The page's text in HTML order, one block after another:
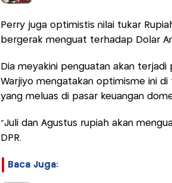
Perry juga optimistis nilai tukar
bergerak menguat terhadap Dolar
Dia meyakini penguatan akan terjadi
Warjiyo mengatakan optimisme ini
yang meluas di pasar keuangan
“Juli dan Agustus rupiah akan
DPR.
Baca Juga: